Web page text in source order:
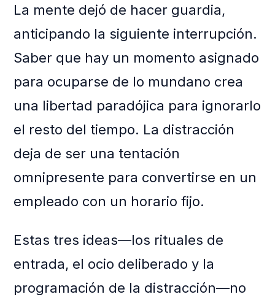
La mente dejó de hacer guardia,
anticipando la siguiente interrupción.
Saber que hay un momento asignado
para ocuparse de lo mundano crea
una libertad paradójica para ignorarlo
el resto del tiempo. La distracción
deja de ser una tentación
omnipresente para convertirse en un
empleado con un horario fijo.
Estas tres ideas—los rituales de
entrada, el ocio deliberado y la
programación de la distracción—no